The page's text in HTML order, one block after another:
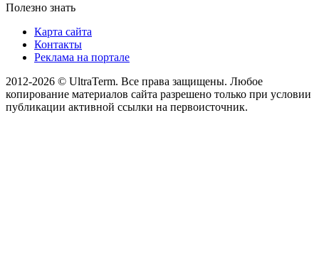
Полезно знать
Карта сайта
Контакты
Реклама на портале
2012-2026 © UltraTerm. Все права защищены. Любое
копирование материалов сайта разрешено только при условии
публикации активной ссылки на первоисточник.